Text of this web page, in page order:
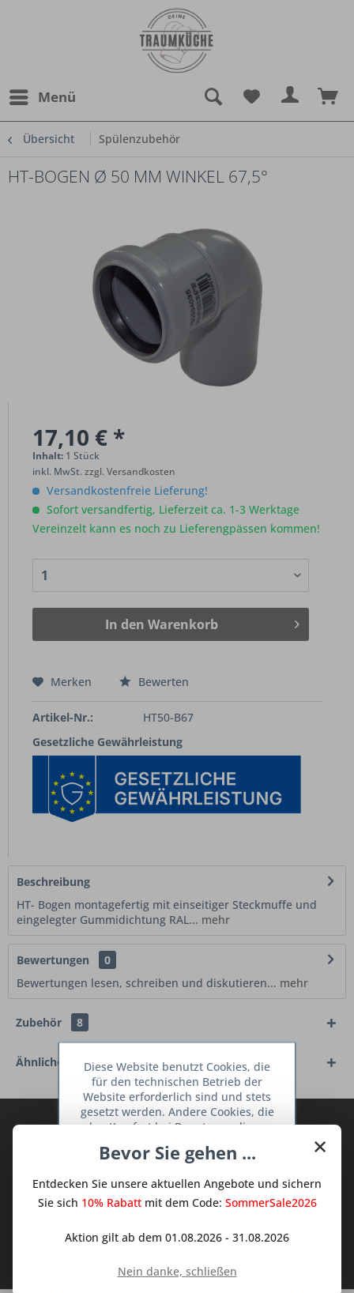
Menü
Übersicht Spülenzubehör
HT-BOGEN Ø 50 MM WINKEL 67,5°
17,10 € *
Inhalt: 1 Stück
inkl. MwSt.zzgl. Versandkosten
Versandkostenfreie Lieferung!
Sofort versandfertig, Lieferzeit ca. 1-3 Werktage
Vereinzelt kann es noch zu Lieferengpässen kommen!
In den Warenkorb
Merken Bewerten
Artikel-Nr.:
HT50-B67
Gesetzliche Gewährleistung
Beschreibung
HT- Bogen montagefertig mit einseitiger Steckmuffe und
eingelegter Gummidichtung RAL... mehr
Bewertungen
0
Bewertungen lesen, schreiben und diskutieren... mehr
Zubehör 8
Ähnliche Artikel
Abonnieren Sie den kostenlosen Deine
TraumKüche Newsletter und verpassen
Sie keine Neuigkeit oder Aktion mehr aus
dem Traum Küchen - Shop.
Ich habe die
zur Kenntnis genommen.
×
Bevor Sie gehen ...
Entdecken Sie unsere aktuellen Angebote und sichern
Sie sich 10% Rabattmit dem Code: SommerSale2026
Aktion gilt ab dem 01.08.2026 - 31.08.2026
Nein danke, schließen
Diese Website benutzt Cookies, die
für den technischen Betrieb der
Website erforderlich sind und stets
gesetzt werden. Andere Cookies, die
den Komfort bei Benutzung dieser
dienen oder die Interaktion mit
Netzwerken vereinfachen sollen,
werden nur mit Ihrer Zustimmung
Ablehnen